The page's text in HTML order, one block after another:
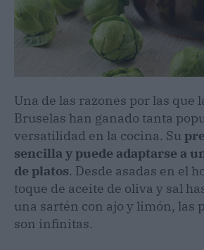
Una de las razones por las que
Bruselas han ganado tanta
versatilidad en la cocina. Su
sencilla y puede adaptarse a
de platos. Desde asadas en el
toque de aceite de oliva y sal
una sartén con ajo y limón, las
son infinitas.